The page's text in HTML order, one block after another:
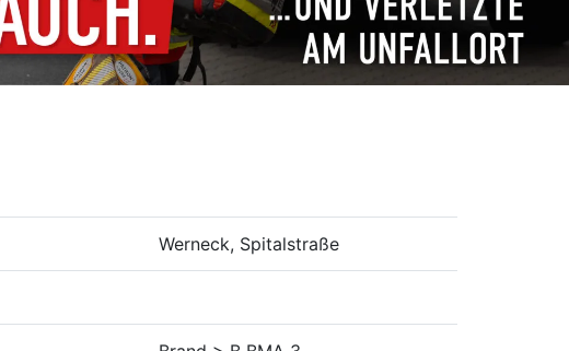
Werneck, Spitalstraße